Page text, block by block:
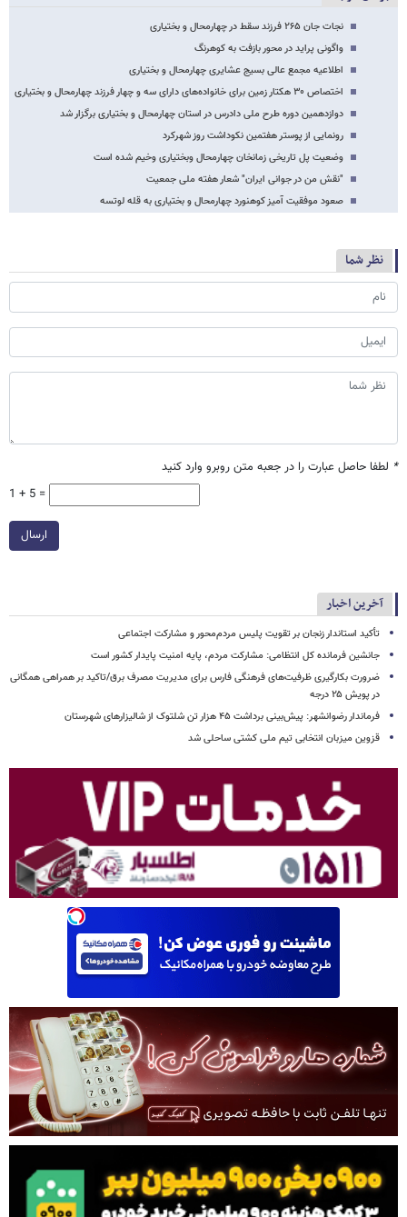
نجات جان ۲۶۵ فرزند سقط در چهارمحال و بختیاری
واگونی پراید در محور بازفت به کوهرنگ
اطلاعیه مجمع عالی بسیج عشایری چهارمحال و بختیاری
اختصاص ۳۰ هکتار زمین برای خانواده‌های دارای سه و چهار فرزند چهارمحال و بختیاری
دوازدهمین دوره طرح ملی دادرس در استان چهارمحال و بختیاری برگزار شد
رونمایی از پوستر هفتمین نکوداشت روز شهرکرد
وضعیت پل تاریخی زمانخان چهارمحال وبختیاری وخیم شده است
"نقش من در جوانی ایران" شعار هفته ملی جمعیت
صعود موفقیت آمیز کوهنورد چهارمحال و بختیاری به قله لوتسه
نظر شما
* لطفا حاصل عبارت را در جعبه متن روبرو وارد کنید
1 + 5 =
ارسال
آخرین اخبار
تأکید استاندار زنجان بر تقویت پلیس مردم‌محور و مشارکت اجتماعی
جانشین فرمانده کل انتظامی: مشارکت مردم، پایه امنیت پایدار کشور است
ضرورت بکارگیری ظرفیت‌های فرهنگی فارس برای مدیریت مصرف برق/تاکید بر همراهی همگانی
در پویش ۲۵ درجه
فرماندار رضوانشهر: پیش‌بینی برداشت ۴۵ هزار تن شلتوک از شالیزارهای شهرستان
قزوین میزبان انتخابی تیم ملی کشتی ساحلی شد